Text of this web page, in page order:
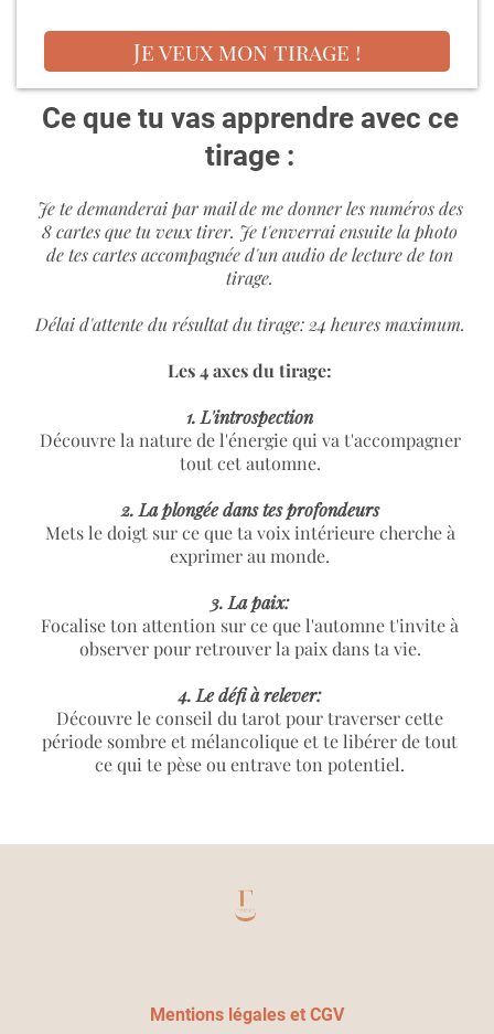
Je veux mon tirage !
Ce que tu vas apprendre avec ce
tirage :
Je te demanderai par mail de me donner les numéros des
8 cartes que tu veux tirer. Je t'enverrai ensuite la photo
de tes cartes accompagnée d'un audio de lecture de ton
tirage.
Délai d'attente du résultat du tirage: 24 heures maximum.
Les 4 axes du tirage:
1. L'introspection
Découvre la nature de l'énergie qui va t'accompagner
tout cet automne.
2. La plongée dans tes profondeurs
Mets le doigt sur ce que ta voix intérieure cherche à
exprimer au monde.
3. La paix:
Focalise ton attention sur ce que l'automne t'invite à
observer pour retrouver la paix dans ta vie.
4. Le défi à relever:
Découvre le conseil du tarot pour traverser cette
période sombre et mélancolique et te libérer de tout
ce qui te pèse ou entrave ton potentiel.
Mentions légales et CGV